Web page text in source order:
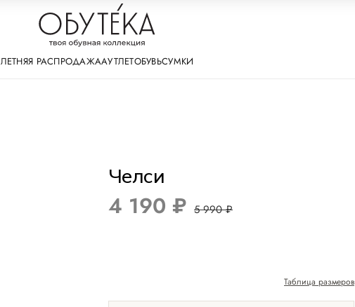
ЛЕТНЯЯ РАСПРОДАЖААУТЛЕТОБУВЬСУМКИ
Челси
4 190 ₽ 5 990 ₽
Таблица размеров